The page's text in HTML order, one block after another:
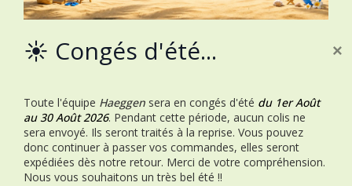
☀️ Congés d'été...
Toute l'équipe Haeggen sera en congés d'été du 1er Août
au 30 Août 2026. Pendant cette période, aucun colis ne
sera envoyé. Ils seront traités à la reprise. Vous pouvez
donc continuer à passer vos commandes, elles seront
expédiées dès notre retour. Merci de votre compréhension.
Nous vous souhaitons un très bel été !!
×